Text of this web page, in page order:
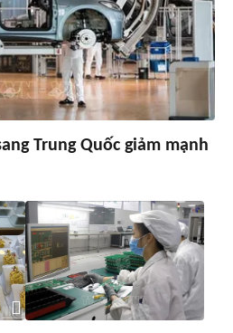
Trung Quốc giảm mạnh